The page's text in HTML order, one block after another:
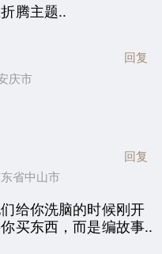
腾主题..
庆市
回复
省中山市
回复
给你洗脑的时候刚开
买东西，而是编故事..